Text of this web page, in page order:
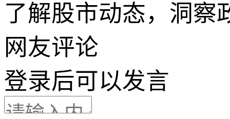
了解股市动态，洞察
网友评论
登录后可以发言